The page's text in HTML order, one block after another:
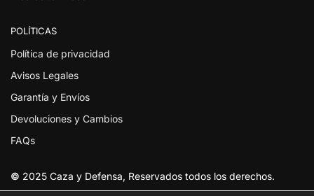
POLÍTICAS
Política de privacidad
Avisos Legales
Garantía y Envíos
Devoluciones y Cambios
FAQs
© 2025 Caza y Defensa, Reservados todos los derechos.